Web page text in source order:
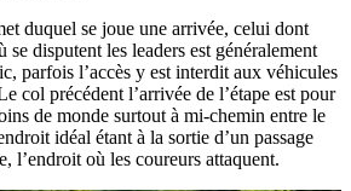
duquel se joue une arrivée, celui dont
se disputent les leaders est généralement
parfois l’accès y est interdit aux véhicules
col précédent l’arrivée de l’étape est pour
de monde surtout à mi-chemin entre le
idéal étant à la sortie d’un passage
l’endroit où les coureurs attaquent.